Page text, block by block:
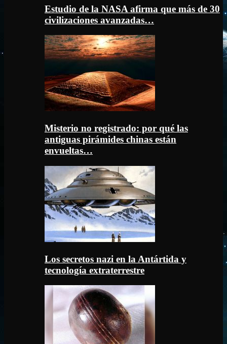
Estudio de la NASA afirma que más de 30
civilizaciones avanzadas…
Misterio no registrado: por qué las
antiguas pirámides chinas están
envueltas…
Los secretos nazi en la Antártida y
tecnología extraterrestre